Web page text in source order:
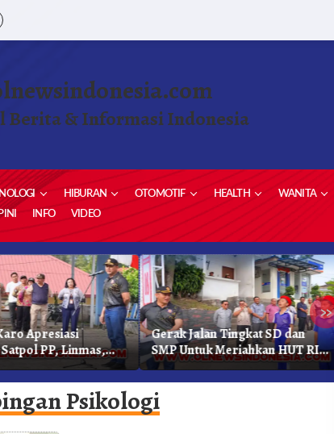
Berita & Informasi Indonesia
HIBURAN OTOMOTIF HEALTH WANITA
INFO VIDEO
»
Apresiasi
PP, Linmas,
Kebakaran
Gerak Jalan Tingkat SD dan
SMP Untuk Meriahkan HUT RI
Ke-81 Dibuka Sekda Karo
Psikologi